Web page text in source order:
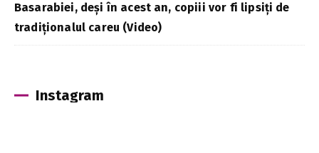
Basarabiei, deși în acest an, copiii vor fi lipsiți de
tradiționalul careu (Video)
Instagram